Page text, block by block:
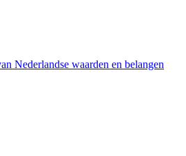
Nederlandse waarden en belangen